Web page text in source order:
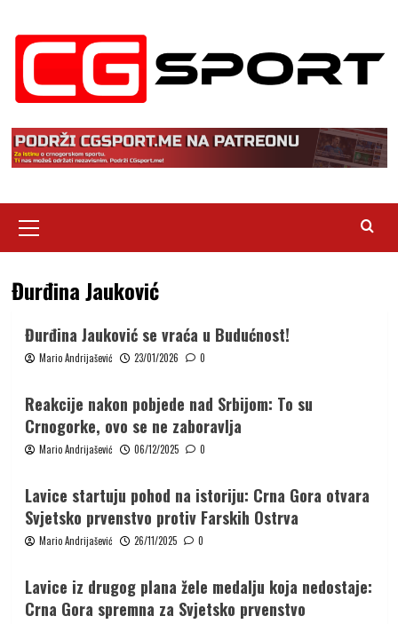
content
Menu
Đurđina Jauković
Đurđina Jauković se vraća u Budućnost!
Mario Andrijašević 23/01/2026 0
Reakcije nakon pobjede nad Srbijom: To su
Crnogorke, ovo se ne zaboravlja
Mario Andrijašević 06/12/2025 0
Lavice startuju pohod na istoriju: Crna Gora otvara
Svjetsko prvenstvo protiv Farskih Ostrva
Mario Andrijašević 26/11/2025 0
Lavice iz drugog plana žele medalju koja nedostaje:
Crna Gora spremna za Svjetsko prvenstvo